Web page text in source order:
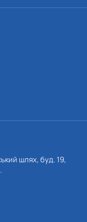
шлях, буд. 19,